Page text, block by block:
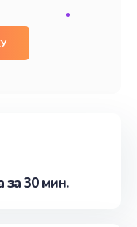
за 30 мин.